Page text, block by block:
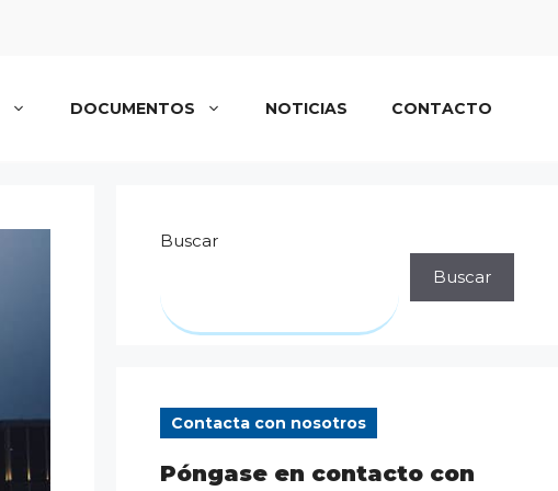
DOCUMENTOS NOTICIAS CONTACTO
Buscar
Buscar
Contacta con nosotros
Póngase en contacto con